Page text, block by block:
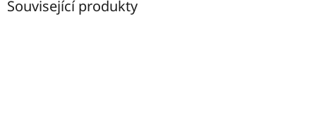
Související produkty